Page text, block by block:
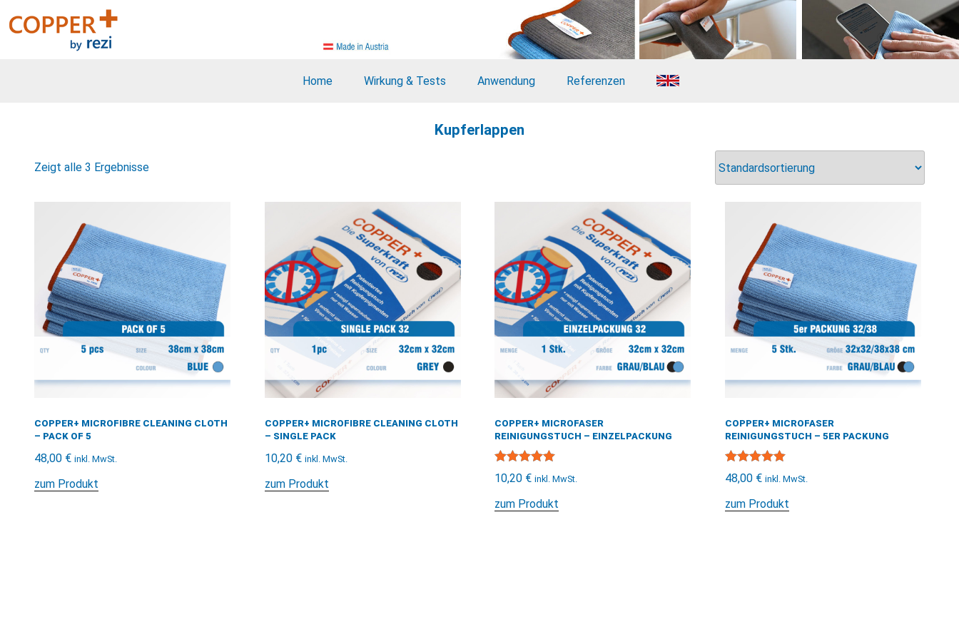
Inhalt
Home Wirkung & Tests Anwendung Referenzen
Kupferlappen
Zeigt alle 3 Ergebnisse
COPPER+ MICROFIBRE CLEANING CLOTH
– PACK OF 5
48,00 € inkl. MwSt.
zum Produkt
COPPER+ MICROFIBRE CLEANING CLOTH
– SINGLE PACK
10,20 € inkl. MwSt.
zum Produkt
COPPER+ MICROFASER
REINIGUNGSTUCH – EINZELPACKUNG
Bewertet mit
5.00von 5
10,20 € inkl. MwSt.
zum Produkt
COPPER+ MICROFASER
REINIGUNGSTUCH – 5ER PACKUNG
Bewertet mit
5.00von 5
48,00 € inkl. MwSt.
zum Produkt